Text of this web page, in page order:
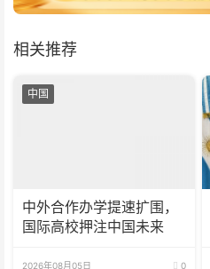
相关推荐
中国
中外合作办学提速扩围，
国际高校押注中国未来
2026年08月05日 0